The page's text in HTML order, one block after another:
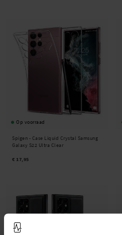
Op voorraad
Spigen - Case Liquid Crystal Samsung
Galaxy S22 Ultra Clear
€ 17,95